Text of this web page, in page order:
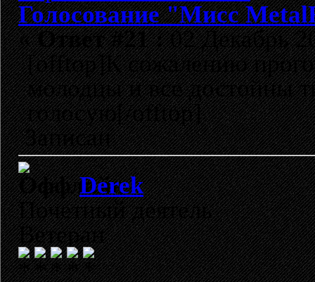
Голосование "Мисс
«Ответ #21 :02 Декабрь
[offtop]К сожалению
молодцы и все достойны
голосую[/offtop]
Записан
Derek
Почетный деятель
Ветеран